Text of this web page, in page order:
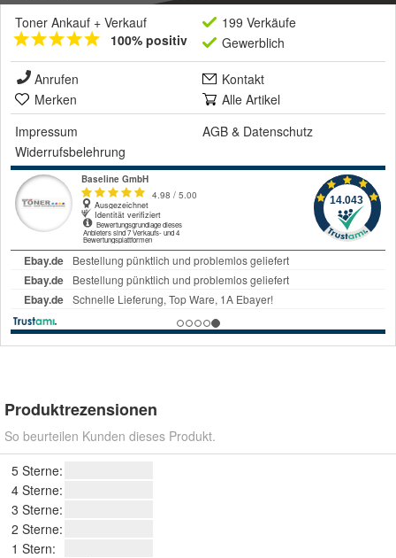
Toner Ankauf + Verkauf
100% positiv
199 Verkäufe
Gewerblich
Anrufen
Kontakt
Merken
Alle Artikel
Impressum
AGB & Datenschutz
Widerrufsbelehrung
Produktrezensionen
So beurteilen Kunden dieses Produkt.
5 Sterne:
4 Sterne:
3 Sterne:
2 Sterne:
1 Stern: